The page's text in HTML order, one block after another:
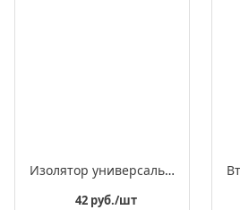
Изолятор универсальный фарфоровый ретро в комплекте с саморезами для 2-3 жильного провода
42 руб./шт